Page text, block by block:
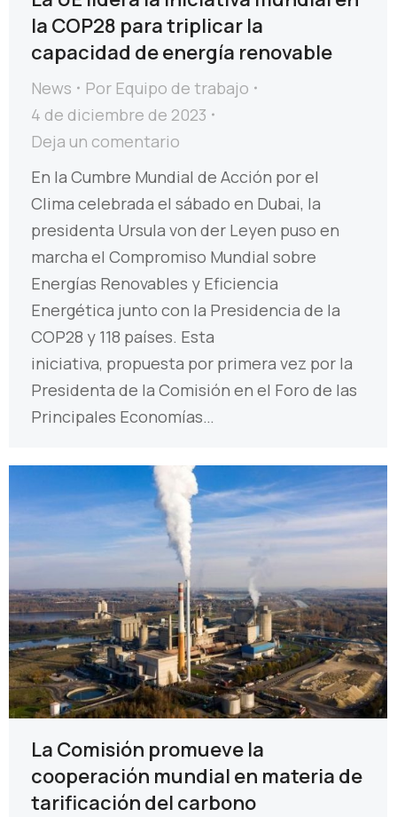
la COP28 para triplicar la
capacidad de energía renovable
News Por Equipo de trabajo
4 de diciembre de 2023
Deja un comentario
En la Cumbre Mundial de Acción por el
Clima celebrada el sábado en Dubai, la
presidenta Ursula von der Leyen puso en
marcha el Compromiso Mundial sobre
Energías Renovables y Eficiencia
Energética junto con la Presidencia de la
COP28 y 118 países. Esta
iniciativa, propuesta por primera vez por la
Presidenta de la Comisión en el Foro de las
Principales Economías…
La Comisión promueve la
cooperación mundial en materia de
tarificación del carbono